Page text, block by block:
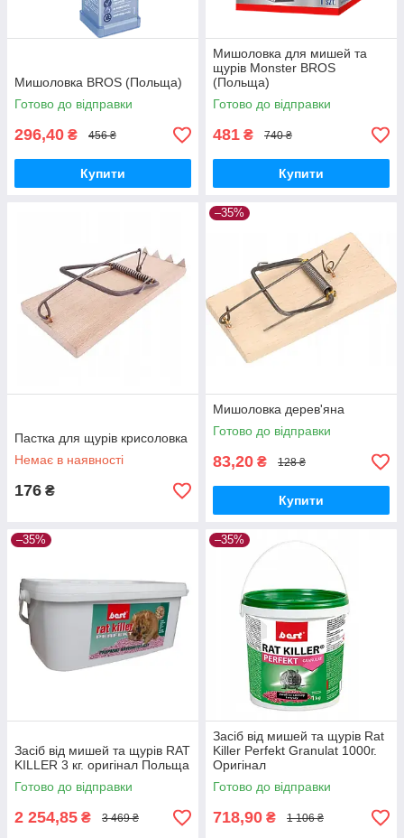
Мишоловка BROS (Польща)
Готово до відправки
296,40 ₴ 456 ₴
Купити
Мишоловка для мишей та
щурів Monster BROS
(Польща)
Готово до відправки
481 ₴ 740 ₴
Купити
Пастка для щурів крисоловка
Немає в наявності
176 ₴
–35%
Мишоловка дерев'яна
Готово до відправки
83,20 ₴ 128 ₴
Купити
–35%
Засіб від мишей та щурів RAT
KILLER 3 кг. оригінал Польща
Готово до відправки
2 254,85 ₴ 3 469 ₴
–35%
Засіб від мишей та щурів Rat
Killer Perfekt Granulat 1000г.
Оригінал
Готово до відправки
718,90 ₴ 1 106 ₴